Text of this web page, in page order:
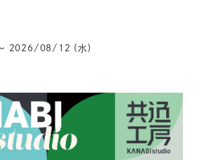
2026/08/12 (水)